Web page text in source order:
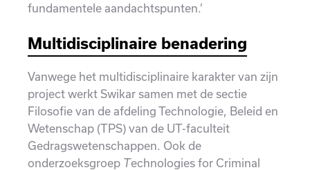
fundamentele aandachtspunten.’
Multidisciplinaire benadering
Vanwege het multidisciplinaire karakter van zijn
project werkt Swikar samen met de sectie
Filosofie van de afdeling Technologie, Beleid en
Wetenschap (TPS) van de UT-faculteit
Gedragswetenschappen. Ook de
onderzoeksgroep Technologies for Criminal